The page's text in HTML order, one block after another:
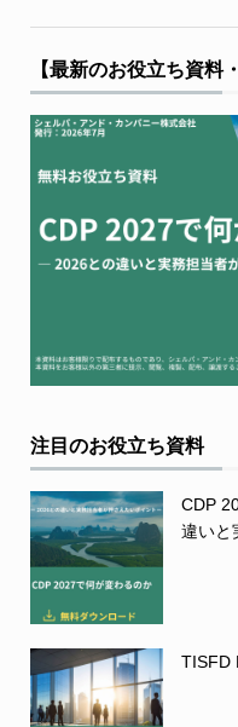
【最新のお役立ち資料
注目のお役立ち資料
CDP
違いと
TISFD